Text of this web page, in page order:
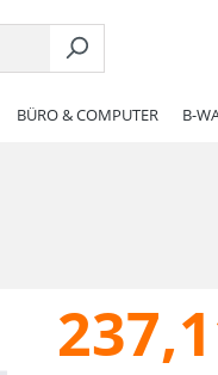
BÜRO & COMPUTER B-